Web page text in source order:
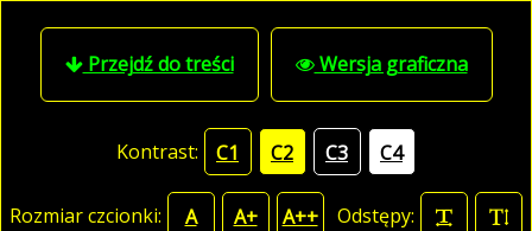
Przejdź do treści Wersja graficzna
Kontrast: C1 C2 C3 C4
Rozmiar czcionki: A A+ A++ Odstępy: